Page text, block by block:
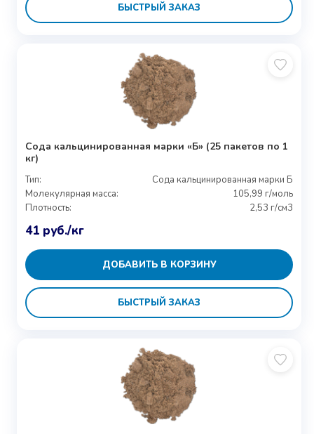
БЫСТРЫЙ ЗАКАЗ
Сода кальцинированная марки «Б» (25 пакетов по 1
кг)
Тип:
Сода кальцинированная марки Б
Молекулярная масса:
105,99 г/моль
Плотность:
2,53 г/см3
41 руб./кг
ДОБАВИТЬ В КОРЗИНУ
БЫСТРЫЙ ЗАКАЗ